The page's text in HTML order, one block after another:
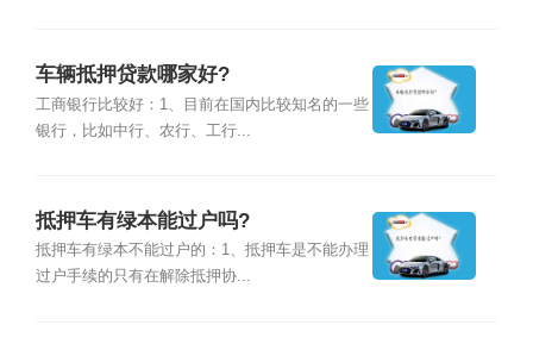
车辆抵押贷款哪家好?
工商银行比较好：1、目前在国内比较知名的一些
银行，比如中行、农行、工行...
抵押车有绿本能过户吗?
抵押车有绿本不能过户的：1、抵押车是不能办理
过户手续的只有在解除抵押协...